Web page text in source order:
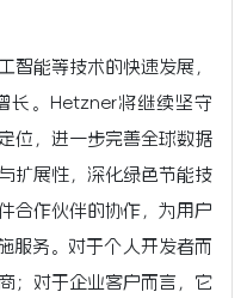
智能等技术的快速发展，
长。Hetzner将继续坚守
位，进一步完善全球数据
扩展性，深化绿色节能技
合作伙伴的协作，为用户
服务。对于个人开发者而
；对于企业客户而言，它